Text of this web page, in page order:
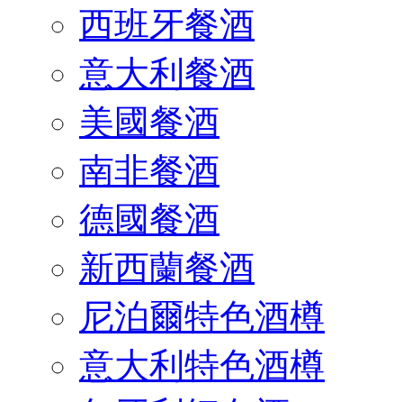
西班牙餐酒
意大利餐酒
美國餐酒
南非餐酒
德國餐酒
新西蘭餐酒
尼泊爾特色酒樽
意大利特色酒樽